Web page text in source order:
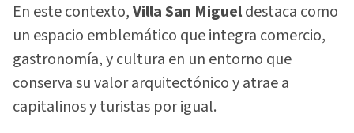
En este contexto,Villa San Migueldestaca como
un espacio emblemático que integra comercio,
gastronomía, y cultura en un entorno que
conserva su valor arquitectónico y atrae a
capitalinos y turistas por igual.